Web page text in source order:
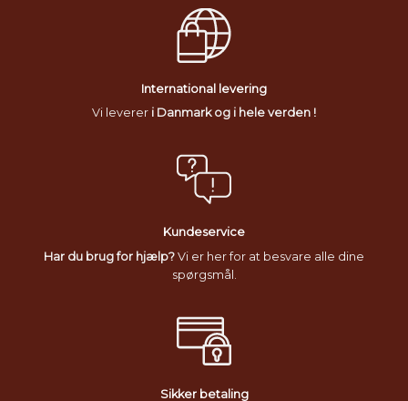
International levering
Vi leverer i Danmark og i hele verden !
Kundeservice
Har du brug for hjælp? Vi er her for at besvare alle dine
spørgsmål.
Sikker betaling